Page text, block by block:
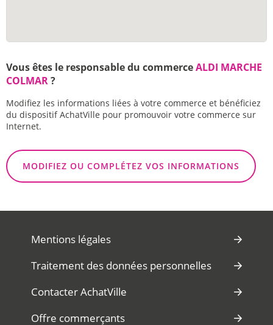
Vous êtes le responsable du commerceALDI MARCHE
COLMAR?
Modifiez les informations liées à votre commerce et bénéficiez
du dispositif AchatVille pour promouvoir votre commerce sur
Internet.
MODIFIEZ OU COMPLÉTEZ VOS INFORMATIONS
Mentions légales
Traitement des données personnelles
Contacter AchatVille
Offre commerçants